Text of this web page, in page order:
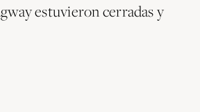
estuvieron cerradas y